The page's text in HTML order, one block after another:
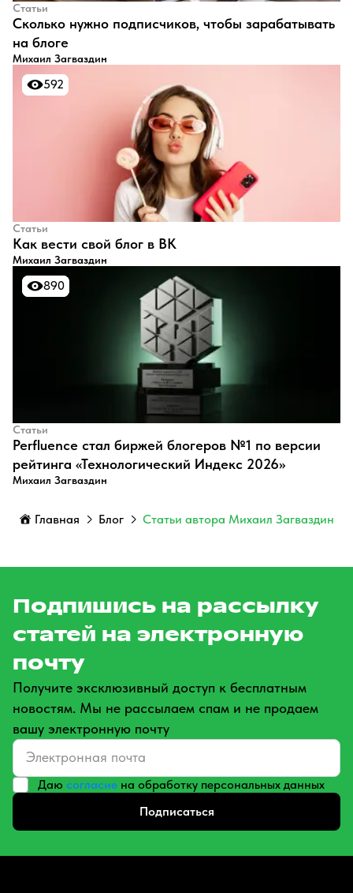
Статьи
​Сколько нужно подписчиков, чтобы зарабатывать
на блоге
Михаил Загваздин
592
592
Статьи
​Как вести свой блог в ВК
Михаил Загваздин
890
890
Статьи
Perfluence стал биржей блогеров №1 по версии
рейтинга «Технологический Индекс 2026»
Михаил Загваздин
Главная Блог Статьи автора Михаил Загваздин
Подпишись на рассылку
статей на электронную
почту
Получите эксклюзивный доступ к бесплатным
новостям. Мы не рассылаем спам и не продаем
вашу электронную почту
Даю согласие на обработку персональных данных
Подписаться